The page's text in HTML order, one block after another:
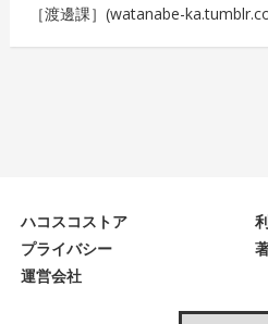
［渡邊課］(watanabe-
ハコスコストア
プライバシー
運営会社